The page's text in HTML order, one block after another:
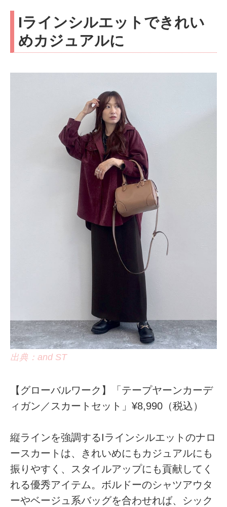
Iラインシルエットできれい
めカジュアルに
出典：and ST
【グローバルワーク】「テープヤーンカーデ
ィガン／スカートセット」¥8,990（税込）
縦ラインを強調するIラインシルエットのナロ
ースカートは、きれいめにもカジュアルにも
振りやすく、スタイルアップにも貢献してく
れる優秀アイテム。ボルドーのシャツアウタ
ーやベージュ系バッグを合わせれば、シック